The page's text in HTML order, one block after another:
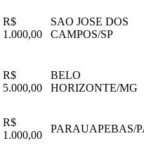
R$
1.000,00
SAO JOSE DOS
CAMPOS/SP
R$
5.000,00
BELO
HORIZONTE/MG
R$
1.000,00
PARAUAPEBAS/